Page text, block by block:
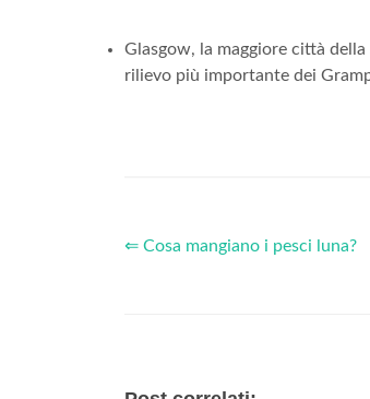
Glasgow, la maggiore città
rilievo più importante dei
⇐ Cosa mangiano i pesci luna?